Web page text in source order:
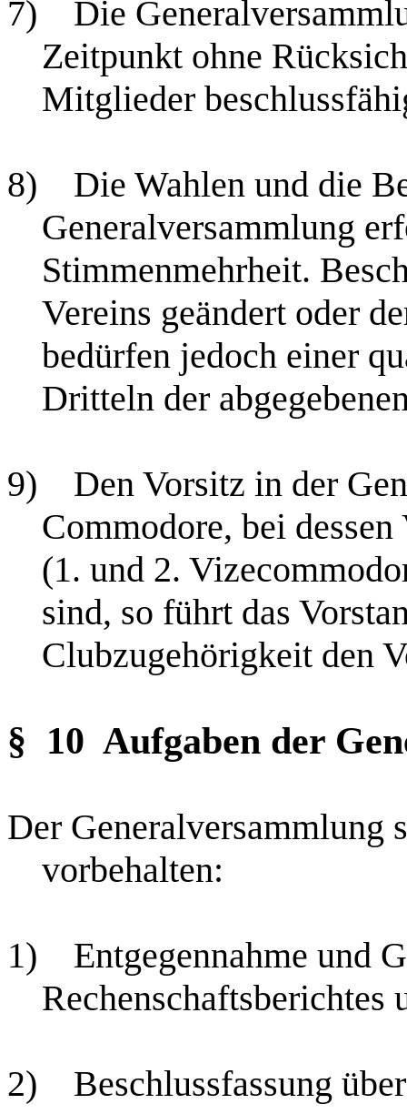
7)
Die
Zeitpunkt ohne
Mitglieder
8)
Die Wahlen und die
Generalversammlung
Stimmenmehrheit.
Vereins geändert oder
bedürfen jedoch einer
Dritteln der
9)
Den Vorsitz in der
Commodore, bei
(1. und 2.
sind, so führt das
Clubzugehörigkeit den
§ 10 Aufgaben der
Der Generalversammlung
vorbehalten:
1)
Entgegennahme und
Rechenschaftsberichtes
2) Beschlussfassung